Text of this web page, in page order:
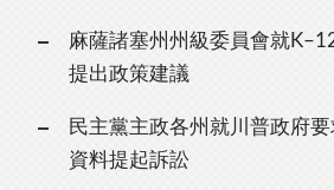
麻薩諸塞州州級委員會就
提出政策建議
民主黨主政各州就川普政府
資料提起訴訟